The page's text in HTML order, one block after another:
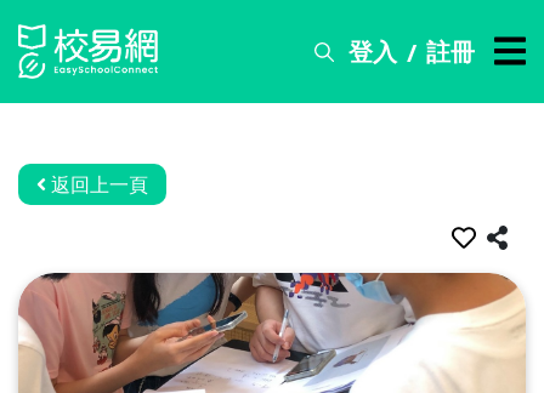
登入 / 註冊
搜
務
資
訊
返回上一頁